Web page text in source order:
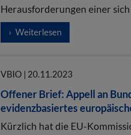
Herausforderungen einer sich
Weiterlesen
VBIO | 20.11.2023
Offener Brief: Appell an
evidenzbasiertes
Kürzlich hat die EU-